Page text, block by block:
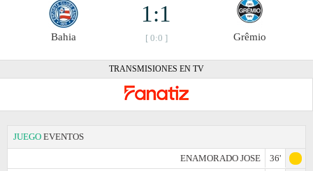
Bahia
1:1
[ 0:0 ] Grêmio
TRANSMISIONES EN TV
JUEGO EVENTOS
ENAMORADO JOSE
36'